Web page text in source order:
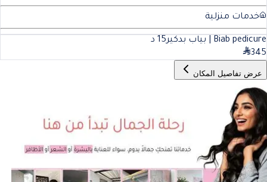
خدمات منزلية
Biab pedicure | بياب بدكير 15 د
345
عرض تفاصيل المكان